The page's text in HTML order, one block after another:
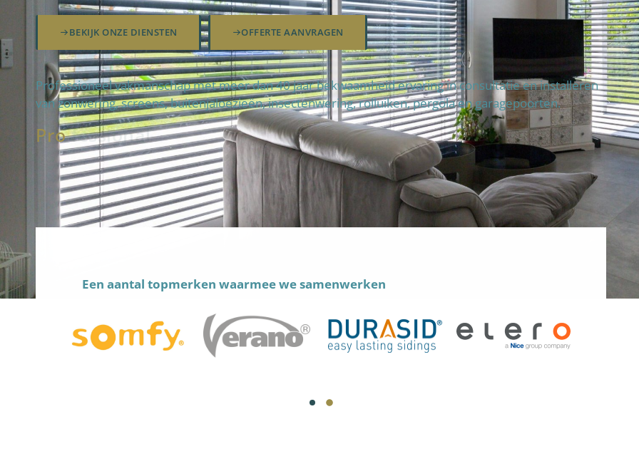
BEKIJK ONZE DIENSTEN OFFERTE AANVRAGEN
Professioneel vakmanschap met meer dan 40 jaar bekwaamheid ervaring in consultatie en installeren
van zonwering, screens, buitenjaloezieën, insectenwering, rolluiken, pergola en garagepoorten.
Profteam|
Een aantal topmerken waarmee we samenwerken